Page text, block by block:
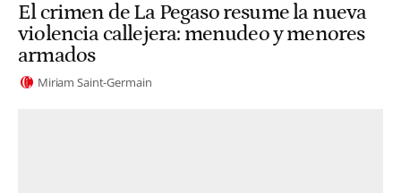
El crimen de La Pegaso resume la nueva
violencia callejera: menudeo y menores
armados
Miriam Saint-Germain